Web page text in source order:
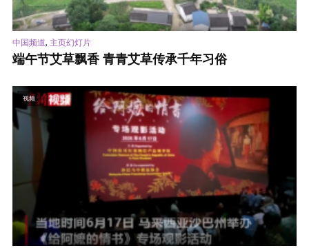
中国频道, 主页幻灯片
端午节艾草飘香 青青艾草传承千年习俗
视频